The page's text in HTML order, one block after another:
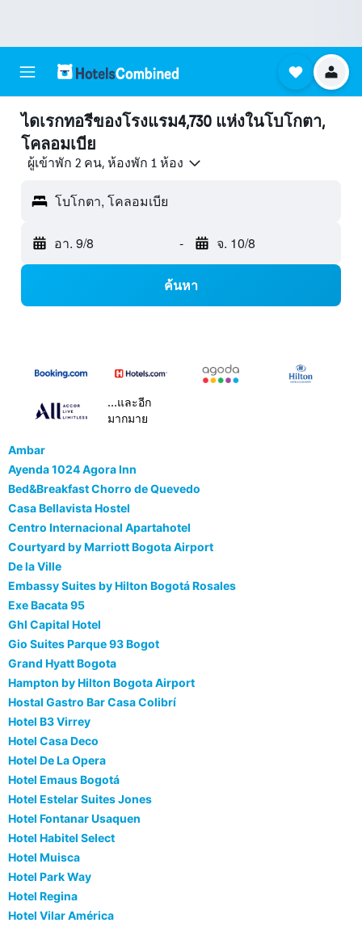
ไดเรกทอรีของโรงแรม4,730 แห่งในโบโกตา,
โคลอมเบีย
ผู้เข้าพัก 2 คน, ห้องพัก 1 ห้อง
โบโกตา, โคลอมเบีย
อา. 9/8 - จ. 10/8
ค้นหา
...และอีก
มากมาย
Ambar
Ayenda 1024 Agora Inn
Bed&Breakfast Chorro de Quevedo
Casa Bellavista Hostel
Centro Internacional Apartahotel
Courtyard by Marriott Bogota Airport
De la Ville
Embassy Suites by Hilton Bogotá Rosales
Exe Bacata 95
Ghl Capital Hotel
Gio Suites Parque 93 Bogot
Grand Hyatt Bogota
Hampton by Hilton Bogota Airport
Hostal Gastro Bar Casa Colibrí
Hotel B3 Virrey
Hotel Casa Deco
Hotel De La Opera
Hotel Emaus Bogotá
Hotel Estelar Suites Jones
Hotel Fontanar Usaquen
Hotel Habitel Select
Hotel Muisca
Hotel Park Way
Hotel Regina
Hotel Vilar América